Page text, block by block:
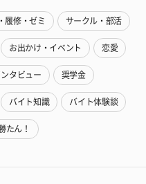
履修・ゼミ サークル・部活
お出かけ・イベント 恋愛
タビュー 奨学金
バイト知識 バイト体験談
たん！